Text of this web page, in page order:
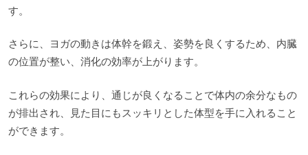
す。
さらに、ヨガの動きは体幹を鍛え、姿勢を良くするため、内臓
の位置が整い、消化の効率が上がります。
これらの効果により、通じが良くなることで体内の余分なもの
が排出され、見た目にもスッキリとした体型を手に入れること
ができます。